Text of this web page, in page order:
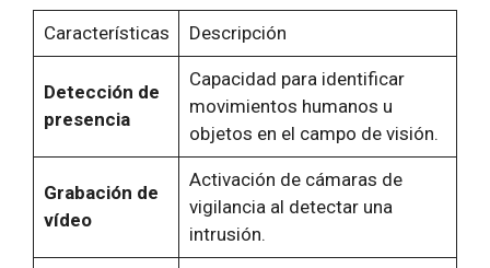
Características Descripción
Detección de
presencia
Capacidad para identificar
movimientos humanos u
objetos en el campo de visión.
Grabación de
vídeo
Activación de cámaras de
vigilancia al detectar una
intrusión.